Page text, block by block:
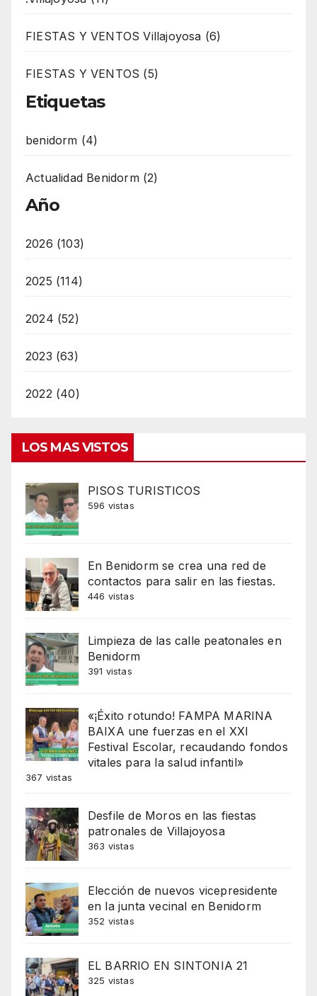
FIESTAS Y VENTOS Villajoyosa (6)
FIESTAS Y VENTOS (5)
Etiquetas
benidorm (4)
Actualidad Benidorm (2)
Año
2026 (103)
2025 (114)
2024 (52)
2023 (63)
2022 (40)
LOS MAS VISTOS
PISOS TURISTICOS
596 vistas
En Benidorm se crea una red de
contactos para salir en las fiestas.
446 vistas
Limpieza de las calle peatonales en
Benidorm
391 vistas
«¡Éxito rotundo! FAMPA MARINA
BAIXA une fuerzas en el XXI
Festival Escolar, recaudando fondos
vitales para la salud infantil»
367 vistas
Desfile de Moros en las fiestas
patronales de Villajoyosa
363 vistas
Elección de nuevos vicepresidente
en la junta vecinal en Benidorm
352 vistas
EL BARRIO EN SINTONIA 21
325 vistas